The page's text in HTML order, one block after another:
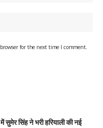
for the next time I comment.
सुमेर सिंह ने भरी हरियाली की नई